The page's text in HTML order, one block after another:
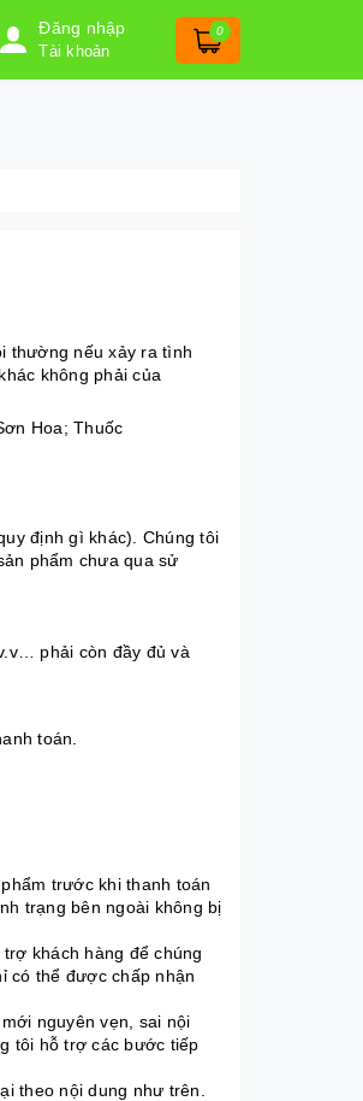
Đăng nhập
Tài khoản
0
thường nếu xảy ra tình
không phải của
Hoa; Thuốc
định gì khác). Chúng tôi
phẩm chưa qua sử
phải còn đầy đủ và
toán.
trước khi thanh toán
trạng bên ngoài không bị
khách hàng để chúng
có thể được chấp nhận
nguyên vẹn, sai nội
tôi hỗ trợ các bước tiếp
theo nội dung như trên.